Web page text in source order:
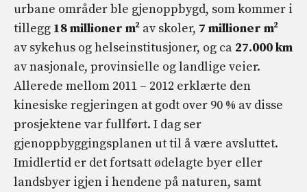
urbane områder ble gjenoppbygd, som kommer i
tillegg 18 millioner m² av skoler, 7 millioner m²
av sykehus og helseinstitusjoner, og ca 27.000 km
av nasjonale, provinsielle og landlige veier.
Allerede mellom 2011 – 2012 erklærte den
kinesiske regjeringen at godt over 90 % av disse
prosjektene var fullført. I dag ser
gjenoppbyggingsplanen ut til å være avsluttet.
Imidlertid er det fortsatt ødelagte byer eller
landsbyer igjen i hendene på naturen, samt